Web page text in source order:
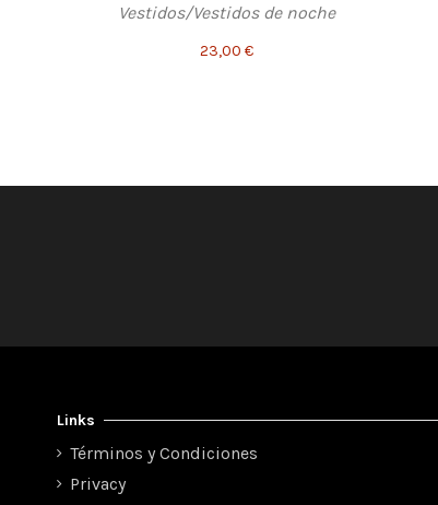
Vestidos/Vestidos de noche
23,00 €
Links
Términos y Condiciones
Privacy